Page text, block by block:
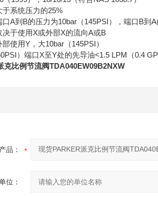
系统压力的25%
A到B的压力为10bar（145PSI），端口B到
决于使用X或外部X的流向A或B
使用Y，大10bar（145PSI）
）端口X至Y处的先导油<1.5 LPM（0.4
克比例节流阀TDA040EW09B2NXW
产品：
位：